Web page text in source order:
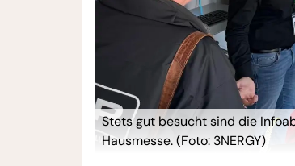
Stets gut besucht sind die
Hausmesse. (Foto: 3NERGY)